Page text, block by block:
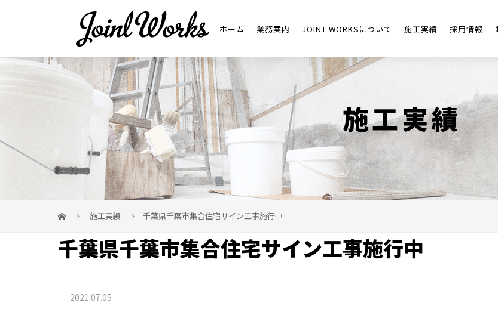
ホーム 業務案内 JOINT WORKSについて 施工実績 採用情報
施工実績
施工実績 千葉県千葉市集合住宅サイン工事施行中
千葉県千葉市集合住宅サイン工事施行中
2021.07.05